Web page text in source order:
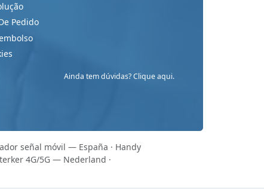
Pedido
Ainda tem dúvidas? Clique aqui.
señal móvil — España · Handy
4G/5G — Nederland ·